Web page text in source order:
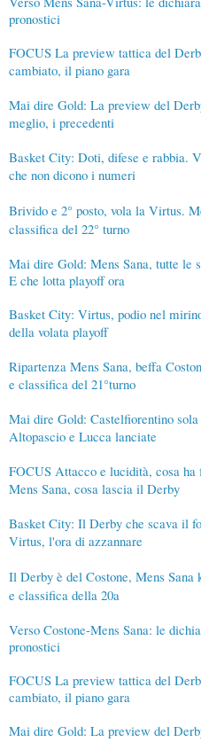
pronostici
FOCUS La preview tattica del
cambiato, il piano gara
Mai dire Gold: La preview del
meglio, i precedenti
Basket City: Doti, difese e rabbia.
che non dicono i numeri
Brivido e 2° posto, vola la Virtus.
classifica del 22° turno
Mai dire Gold: Mens Sana, tutte le
E che lotta playoff ora
Basket City: Virtus, podio nel
della volata playoff
Ripartenza Mens Sana, beffa
e classifica del 21°turno
Mai dire Gold: Castelfiorentino
Altopascio e Lucca lanciate
FOCUS Attacco e lucidità, cosa ha
Mens Sana, cosa lascia il Derby
Basket City: Il Derby che scava il
Virtus, l'ora di azzannare
Il Derby è del Costone, Mens
e classifica della 20a
Verso Costone-Mens Sana: le
pronostici
FOCUS La preview tattica del
cambiato, il piano gara
Mai dire Gold: La preview del